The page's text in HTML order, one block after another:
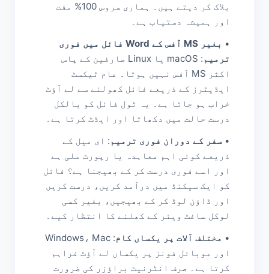
بلاک کر دیتے ہیں۔ ہماری سروس 100% مفت
اور ہمیشہ دستیاب ہے۔
•
بغیر MS آفس کے Word فائل میں فوری
ترمیم
: macOS یا Linux صارفین کے پاس
اکثر MS آفس نہیں ہوتا۔ عام ٹیکسٹ
ایڈیٹرز کے ذریعے فائل کھولنے سے لے آؤٹ
خراب ہو جاتا ہے۔ یہ ٹول فائل کو بالکل
درست حالت میں دکھاتا اور ایڈٹ کرتا ہے۔
• سفر کے دوران فوری ترمیم : ای میل کے
ذریعے کوئی اہم معاہدہ یا رپورٹ ملی ہے
اور اسے فوری درست کر کے بھیجنا ہے؟ فائل
کو ایک سیکنڈ میں درآمد کریں، درست کریں
اور ڈاؤن لوڈ کر کے بھیجیں، بغیر کسی
لوکل سافٹ ویئر کے کھلنے کا انتظار کیے۔
• مختلف آلات پر یکساں کام : Windows، Mac
اور موبائل فونز پر یکساں لے آؤٹ فراہم
کرتا ہے۔ صرف انٹرنیٹ براؤزر کی ضرورت